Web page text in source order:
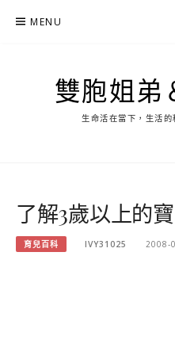
MENU
雙胞姐弟
生命活在當下，生活的
了解3歲以上的
育兒百科 IVY31025 2008-